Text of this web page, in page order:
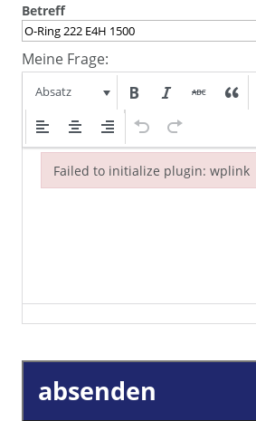
Betreff
Meine Frage:
Absatz
absenden
Failed to initialize plugin: wplink
Failed to initialize plugin: wplink